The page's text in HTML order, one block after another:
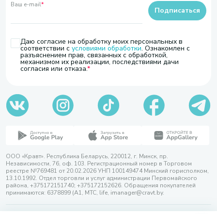
Ваш e-mail*
Даю согласие на обработку моих персональных в
соответствии с условиями обработки. Ознакомлен с
разъяснением прав, связанных с обработкой,
механизмом их реализации, последствиями дачи
согласия или отказа.
Подписаться
ООО «Кравт». Республика Беларусь, 220012, г. Минск, пр.
Независимости, 76, оф. 103. Регистрационный номер в Торговом
реестре №769481 от 20.02.2026 УНП 100149474 Минский горисполком,
13.10.1992. Отдел торговли и услуг администрации Первомайского
района, +375172151740; +375172152626. Обращения покупателей
принимаются: 6378899 (А1, МТС, life, imanager@cravt.by.